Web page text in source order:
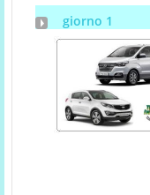
giorno 1